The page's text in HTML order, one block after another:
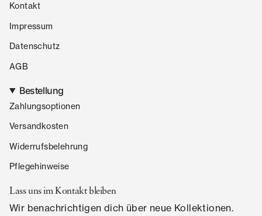
Kontakt
Impressum
Datenschutz
AGB
Bestellung
Zahlungsoptionen
Versandkosten
Widerrufsbelehrung
Pflegehinweise
Lass uns im Kontakt bleiben
Wir benachrichtigen dich über neue Kollektionen.